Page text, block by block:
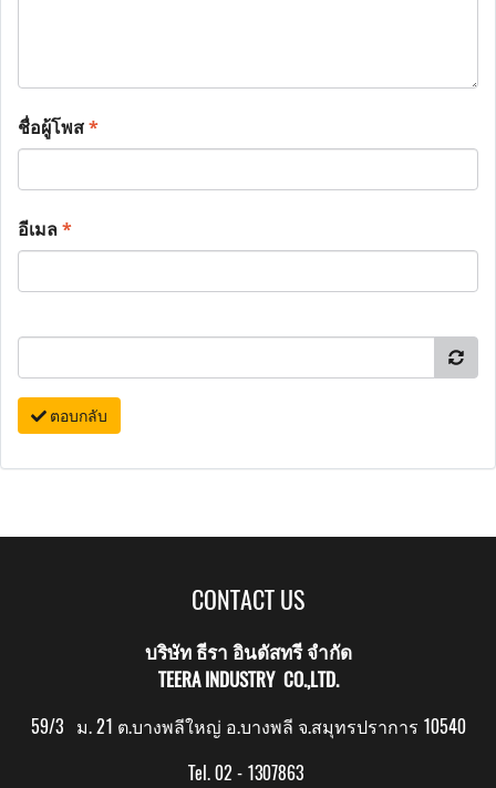
ชื่อผู้โพส*
อีเมล*
ตอบกลับ
CONTACT US
บริษัท ธีรา อินดัสทรี จำกัด
TEERA INDUSTRY CO.,LTD.
59/3 ม. 21 ต.บางพลีใหญ่ อ.บางพลี จ.สมุทรปราการ 10540
Tel. 02 - 1307863